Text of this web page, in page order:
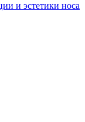
и эстетики носа